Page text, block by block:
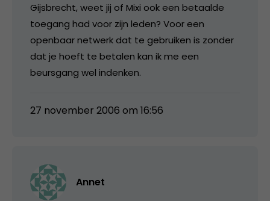
Gijsbrecht, weet jij of Mixi ook een betaalde
toegang had voor zijn leden? Voor een
openbaar netwerk dat te gebruiken is zonder
dat je hoeft te betalen kan ik me een
beursgang wel indenken.
27 november 2006 om 16:56
Annet